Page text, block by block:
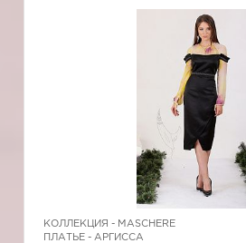
КОЛЛЕКЦИЯ - MASCHERE
ПЛАТЬЕ - АРГИССА